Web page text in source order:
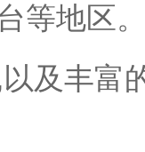
等地区
及丰富